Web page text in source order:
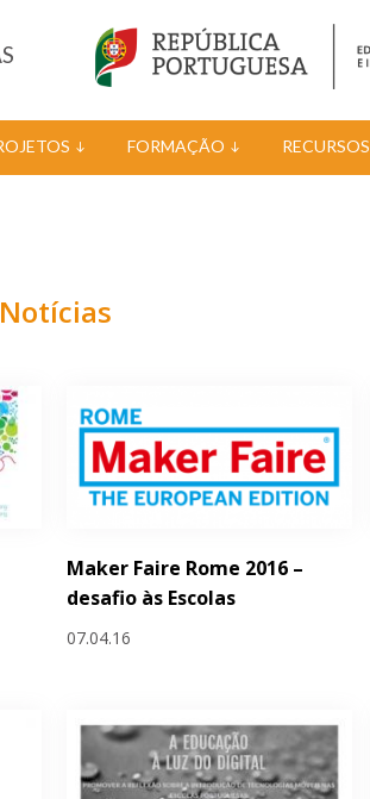
FORMAÇÃO RECURSOS
Notícias
Maker Faire Rome 2016 –
desafio às Escolas
07.04.16